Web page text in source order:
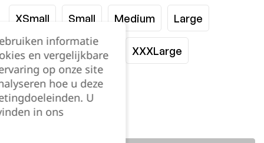
XSmall Small Medium Large
XLarge XXLarge XXXLarge
Kies je aantal:
informatie
en vergelijkbare
op onze site
hoe u deze
U
in ons